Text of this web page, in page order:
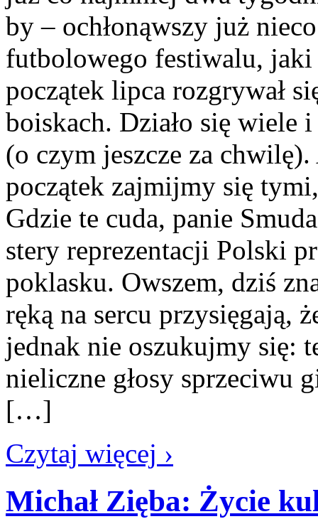
by – ochłonąwszy już
futbolowego festiwalu, jaki
początek lipca rozgrywał
boiskach. Działo się wiele
(o czym jeszcze za
początek zajmijmy się
Gdzie te cuda, panie
stery reprezentacji Polski
poklasku. Owszem, dziś
ręką na sercu przysięgają,
jednak nie oszukujmy się:
nieliczne głosy sprzeciwu
[…]
Czytaj więcej ›
Michał Zięba: Życie